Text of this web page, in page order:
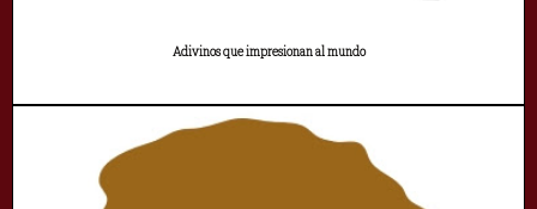
Adivinos que impresionan al mundo